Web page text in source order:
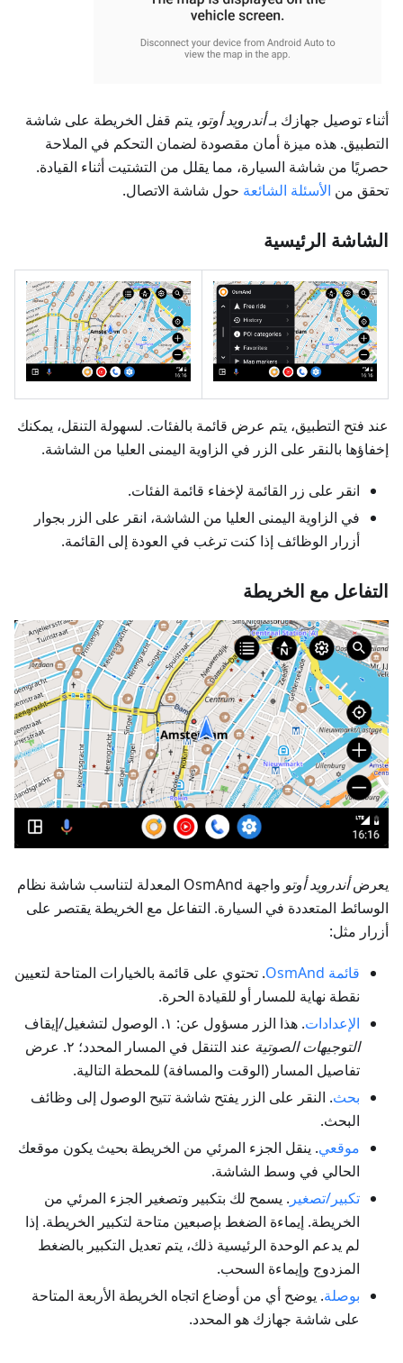
أثناء توصيل جهازك بـأندرويد أوتو، يتم قفل الخريطة على شاشة
التطبيق. هذه ميزة أمان مقصودة لضمان التحكم في الملاحة
حصريًا من شاشة السيارة، مما يقلل من التشتيت أثناء القيادة.
تحقق من الأسئلة الشائعة حول شاشة الاتصال.
الشاشة الرئيسية
عند فتح التطبيق، يتم عرض قائمة بالفئات. لسهولة التنقل، يمكنك
إخفاؤها بالنقر على الزر في الزاوية اليمنى العليا من الشاشة.
انقر على زر القائمة لإخفاء قائمة الفئات.
في الزاوية اليمنى العليا من الشاشة، انقر على الزر بجوار
أزرار الوظائف إذا كنت ترغب في العودة إلى القائمة.
التفاعل مع الخريطة
يعرضأندرويد أوتو
واجهة OsmAnd المعدلة لتناسب شاشة نظام
الوسائط المتعددة في السيارة. التفاعل مع الخريطة يقتصر على
أزرار مثل:
قائمة OsmAnd
. تحتوي على قائمة بالخيارات المتاحة لتعيين
نقطة نهاية للمسار أو للقيادة الحرة.
الإعدادات. هذا الزر مسؤول عن: ١. الوصول لتشغيل/إيقاف
التوجيهات الصوتية
عند التنقل في المسار المحدد؛ ٢. عرض
تفاصيل المسار (الوقت والمسافة) للمحطة التالية.
بحث. النقر على الزر يفتح شاشة تتيح الوصول إلى وظائف
البحث.
موقعي. ينقل الجزء المرئي من الخريطة بحيث يكون موقعك
الحالي في وسط الشاشة.
تكبير/تصغير . يسمح لك بتكبير وتصغير الجزء المرئي من
الخريطة. إيماءة الضغط بإصبعين متاحة لتكبير الخريطة. إذا
لم يدعم الوحدة الرئيسية ذلك، يتم تعديل التكبير بالضغط
المزدوج وإيماءة السحب.
بوصلة. يوضح أي من أوضاع اتجاه الخريطة الأربعة المتاحة
على شاشة جهازك هو المحدد.